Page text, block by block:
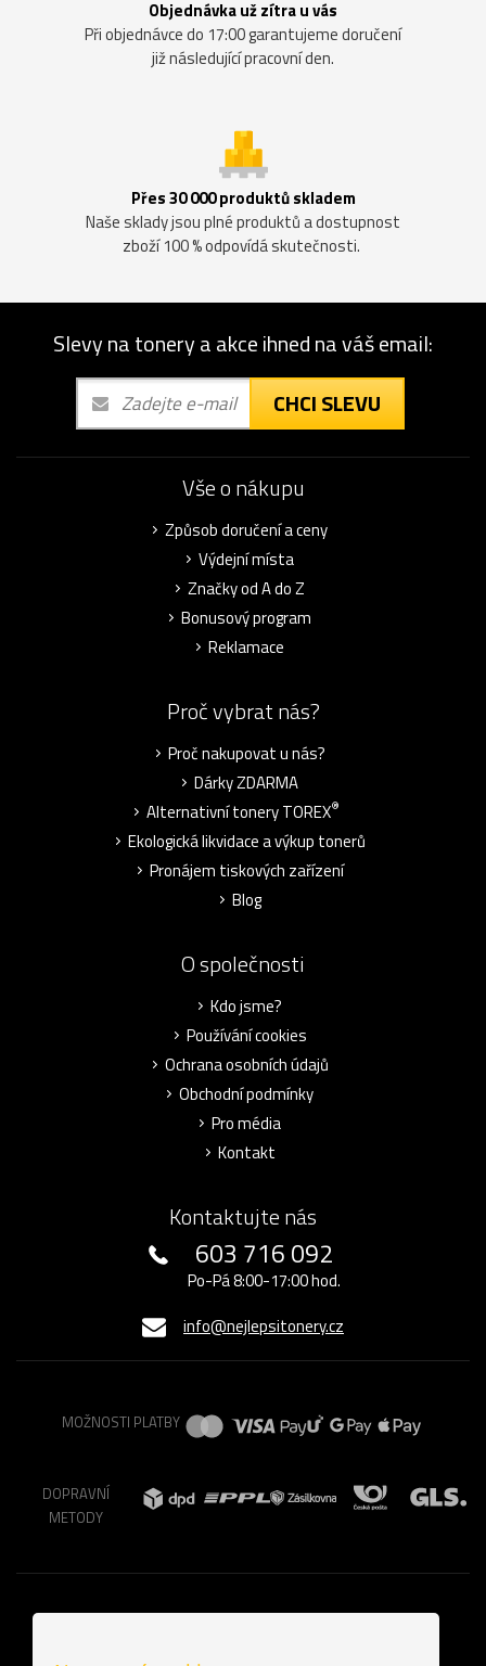
Objednávka už zítra u vás
Při objednávce do 17:00 garantujeme doručení
již následující pracovní den.
Přes 30 000 produktů skladem
Naše sklady jsou plné produktů a dostupnost
zboží 100 % odpovídá skutečnosti.
Slevy na tonery a akce ihned na váš email:
CHCI SLEVU
Vše o nákupu
Způsob doručení a ceny
Výdejní místa
Značky od A do Z
Bonusový program
Reklamace
Proč vybrat nás?
Proč nakupovat u nás?
Dárky ZDARMA
Alternativní tonery TOREX®
Ekologická likvidace a výkup tonerů
Pronájem tiskových zařízení
Blog
O společnosti
Kdo jsme?
Používání cookies
Ochrana osobních údajů
Obchodní podmínky
Pro média
Kontakt
Kontaktujte nás
603 716 092
Po-Pá 8:00-17:00 hod.
info@nejlepsitonery.cz
MOŽNOSTI PLATBY
DOPRAVNÍ
METODY